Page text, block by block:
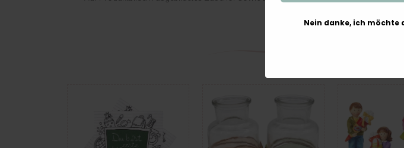
Nein danke, ich möchte